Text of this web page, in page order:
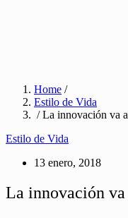
Home /
Estilo de Vida
/ La innovación va
Estilo de Vida
13 enero, 2018
La innovación va